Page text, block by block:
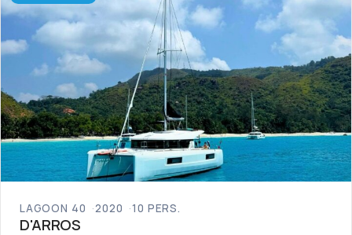
LAGOON 40 2020 10 PERS.
D'ARROS